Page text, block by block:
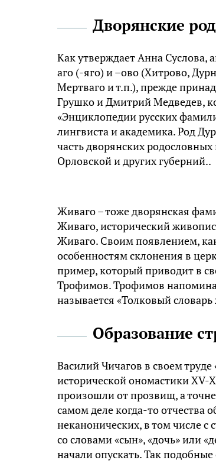
Дворянские
Как утверждает Анна Суслова,
аго (-яго) и –ово (Хитрово,
Мертваго и т.п.), прежде
Грушко и Дмитрий Медведев,
«Энциклопедии русских
лингвиста и академика. Род
часть дворянских
Орловской и других губерний..
Живаго – тоже дворянская
Живаго, исторический
Живаго. Своим появлением,
особенностям склонения в
пример, который приводит в
Трофимов. Трофимов
называется «Толковый
Образование
Василий Чичагов в своем
исторической ономастики
произошли от прозвищ, а
самом деле когда-то отчества
неканонических, в том числе
со словами «сын», «дочь» или
начали опускать. Так